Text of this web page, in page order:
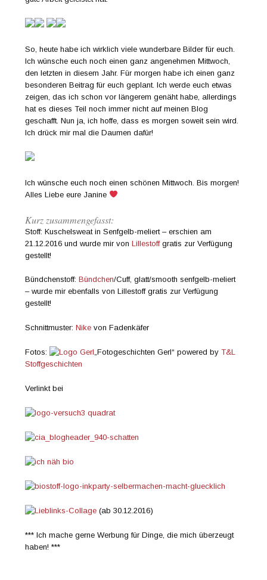
So, heute habe ich wirklich viele wunderbare Bilder für euch.
Ich wünsche euch noch einen ganz angenehmen Mittwoch,
den letzten in diesem Jahr. Für morgen habe ich einen ganz
besonderen Beitrag für euch geplant. Ich werde euch etwas
zeigen, das ich schon vor längerem genäht habe, allerdings
hat es dieses Teil noch immer nicht auf meinen Blog
geschafft. Nun ja, ich hoffe, dass es morgen soweit sein wird.
Ich drück mir mal die Daumen dafür!
Ich wünsche euch noch einen schönen Mittwoch. Bis morgen!
Alles Liebe eure Janine
Kurz zusammengefasst:
Stoff: Kuschelsweat in Senfgelb-meliert – erschien am
21.12.2016 und wurde mir vonLillestoffgratis zur Verfügung
gestellt!
Bündchenstoff:Bündchen/Cuff, glatt/smooth senfgelb-meliert
– wurde mir ebenfalls von Lillestoff gratis zur Verfügung
gestellt!
Schnittmuster:Nike von Fadenkäfer
Fotos: „Fotogeschichten Gerl“ powered byT&L
Stoffgeschichten
Verlinkt bei
(ab 30.12.2016)
*** Ich mache gerne Werbung für Dinge, die mich überzeugt
haben! ***